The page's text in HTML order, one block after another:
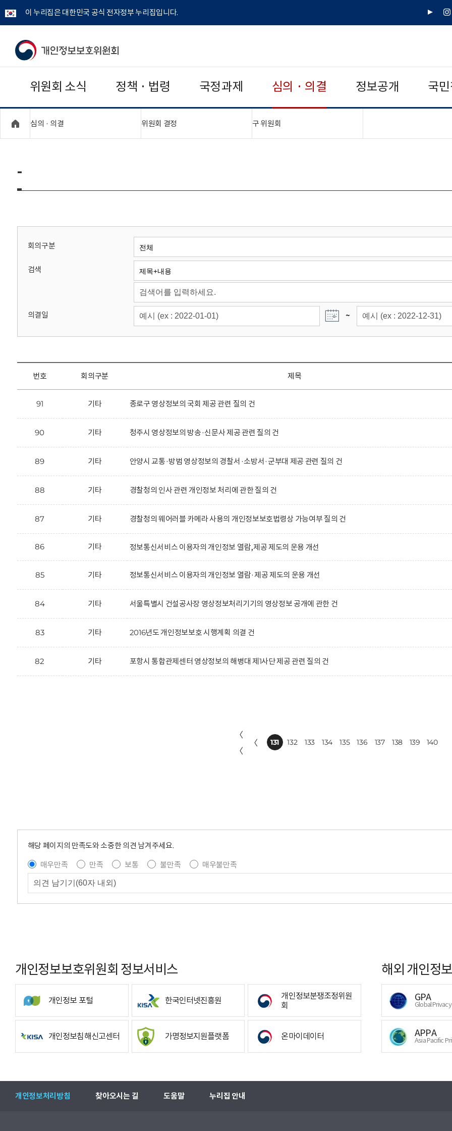
이 누리집은 대한민국 공식 전자정부 누리집입니다.
유
인
개
보
보
위
회
위원회 소식 정책 · 법령 국정과제 심의 · 의결 정보공개 국
심의 · 의결 위원회 결정 구 위원회
-
회의구분
검색
의결일 ~
번호 회의구분 제목
91 기타 종로구 영상정보의 국회 제공 관련 질의 건
90 기타 청주시 영상정보의 방송·신문사 제공 관련 질의 건
89 기타 안양시 교통·방범 영상정보의 경찰서·소방서·군부대 제공 관련 질의 건
88 기타 경찰청의 인사 관련 개인정보 처리에 관한 질의 건
87 기타 경찰청의 웨어러블 카메라 사용의 개인정보보호법령상 가능여부 질의 건
86 기타 정보통신서비스 이용자의 개인정보 열람,제공 제도의 운용 개선
85 기타 정보통신서비스 이용자의 개인정보 열람·제공 제도의 운용 개선
84 기타 서울특별시 건설공사장 영상정보처리기기의 영상정보 공개에 관한 건
83 기타 2016년도 개인정보보호 시행계획 의결 건
82 기타 포항시 통합관제센터 영상정보의 해병대 제1사단 제공 관련 질의 건
〈
〈
〈 131 132 133 134 135 136 137 138 139 140
해당 페이지의 만족도와 소중한 의견 남겨주세요.
매우만족
만족 보통 불만족 매우불만족
개인정보보호위원회 정보서비스
개인정보 포털 한국인터넷진흥원
개인정보분쟁조정위원
회
개인정보침해신고센터 가명정보지원플랫폼 온마이데이터
해외 개인정
GPA
Global
APPA
Asia Pacific
개인정보처리방침 찾아오시는 길 도움말 누리집 안내